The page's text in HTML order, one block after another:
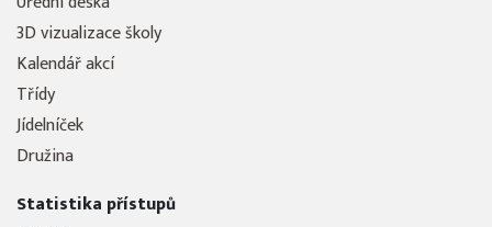
3D vizualizace školy
Kalendář akcí
Třídy
Jídelníček
Družina
Statistika přístupů